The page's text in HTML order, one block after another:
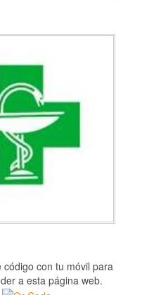
código con tu móvil para
a esta página web.